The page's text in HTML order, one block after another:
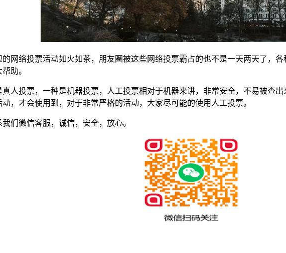
网络投票活动如火如茶，朋友圈被这些网络投票霸占的也不是一天两天了，
助。
人投票，一种是机器投票，人工投票相对于机器来讲，非常安全，不易被查
，才会使用到，对于非常严格的活动，大家尽可能的使用人工投票。
们微信客服，诚信，安全，放心。